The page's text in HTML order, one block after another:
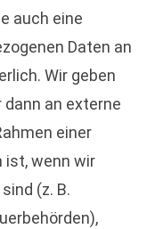
auch eine
Daten an
Wir geben
an externe
einer
ist, wenn wir
(z. B.